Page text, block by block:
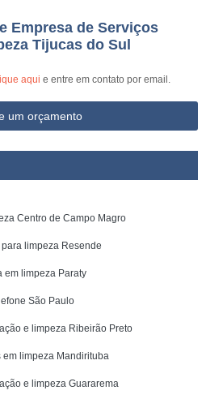
Empresa de Serviços
Tijucas do Sul
aqui e entre em contato por email.
um orçamento
Centro de Campo Magro
limpeza Resende
em limpeza Paraty
São Paulo
e limpeza Ribeirão Preto
limpeza Mandirituba
e limpeza Guararema